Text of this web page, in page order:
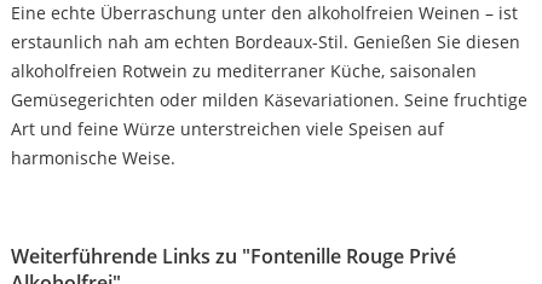
Eine echte Überraschung unter den alkoholfreien Weinen – ist
erstaunlich nah am echten Bordeaux-Stil. Genießen Sie diesen
alkoholfreien Rotwein zu mediterraner Küche, saisonalen
Gemüsegerichten oder milden Käsevariationen. Seine fruchtige
Art und feine Würze unterstreichen viele Speisen auf
harmonische Weise.
Weiterführende Links zu "Fontenille Rouge Privé